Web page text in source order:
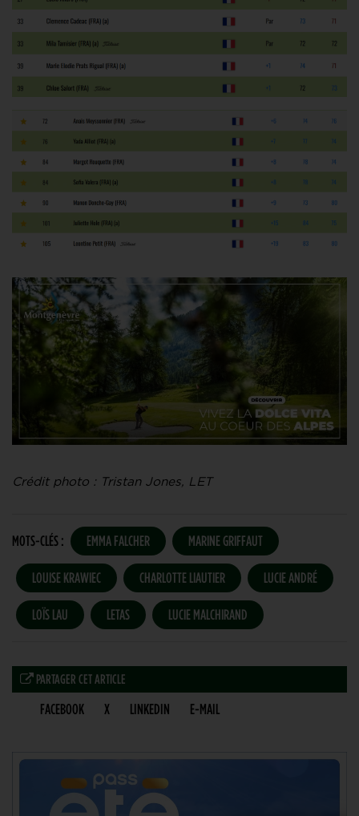
Crédit photo : Tristan Jones, LET
MOTS-CLÉS : EMMA FALCHER MARINE GRIFFAUT
LOUISE KRAWIEC CHARLOTTE LIAUTIER LUCIE ANDRÉ
LOÏS LAU LETAS LUCIE MALCHIRAND
PARTAGER CET ARTICLE
FACEBOOK X LINKEDIN E-MAIL